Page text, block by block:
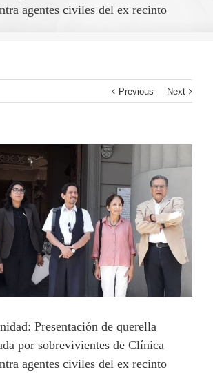
agentes civiles del ex recinto
Previous Next
Presentación de querella
por sobrevivientes de Clínica
agentes civiles del ex recinto